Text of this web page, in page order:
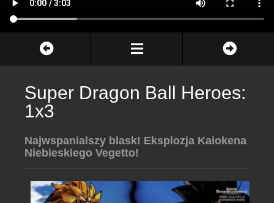
Super Dragon Ball Heroes:
1x3
Najwspanialszy blask! Eksplozja Kaiokena
Niebieskiego Vegetto!